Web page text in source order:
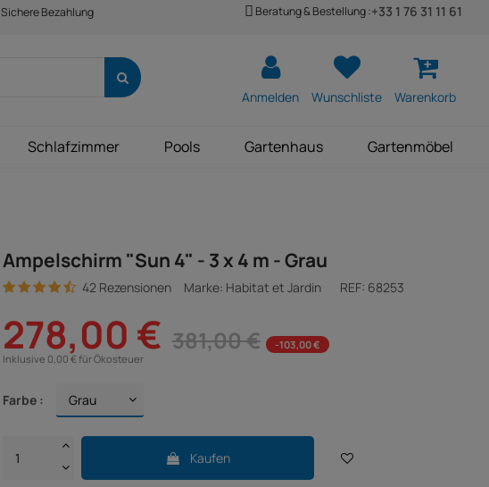
Sichere Bezahlung Beratung & Bestellung :+33 1 76 31 11 61
Anmelden Wunschliste Warenkorb
Schlafzimmer Pools Gartenhaus Gartenmöbel
Ampelschirm "Sun 4" - 3 x 4 m - Grau
42 Rezensionen Marke: Habitat et Jardin REF: 68253
278,00 € 381,00 €
-103,00 €
Inklusive 0,00 € für Ökosteuer
Farbe :
Kaufen